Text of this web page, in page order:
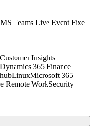
Teams Live Event Fixe
Customer Insights
Dynamics 365 Finance
LinuxMicrosoft 365
Remote WorkSecurity